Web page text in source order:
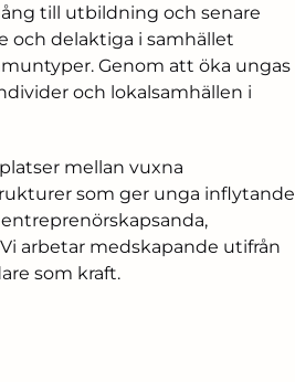
till utbildning och senare
och delaktiga i samhället
Genom att öka ungas
och lokalsamhällen i
mellan vuxna
som ger unga inflytande
arbetar medskapande utifrån
som kraft.